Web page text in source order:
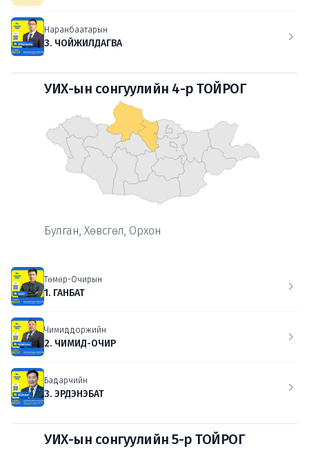
Наранбаатарын
3. ЧОЙЖИЛДАГВА
УИХ-ын сонгуулийн 4-р ТОЙРОГ
Булган, Хөвсгөл, Орхон
Төмөр-Очирын
1. ГАНБАТ
Чимиддоржийн
2. ЧИМИД-ОЧИР
Бадарчийн
3. ЭРДЭНЭБАТ
УИХ-ын сонгуулийн 5-р ТОЙРОГ